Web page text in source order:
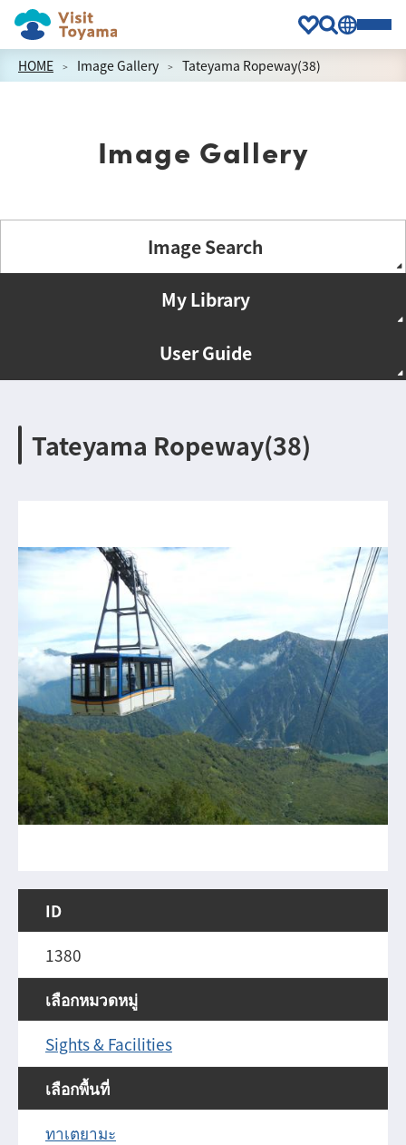
HOME Image Gallery Tateyama Ropeway(38)
Image Gallery
Image Search
My Library
User Guide
Tateyama Ropeway(38)
ID
1380
เลือกหมวดหมู่
Sights & Facilities
เลือกพื้นที่
ทาเตยามะ